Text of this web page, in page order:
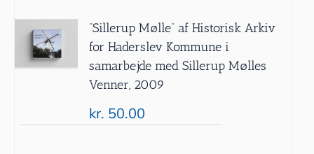
”Sillerup Mølle” af Historisk Arkiv
for Haderslev Kommune i
samarbejde med Sillerup Mølles
Venner, 2009
kr. 50.00